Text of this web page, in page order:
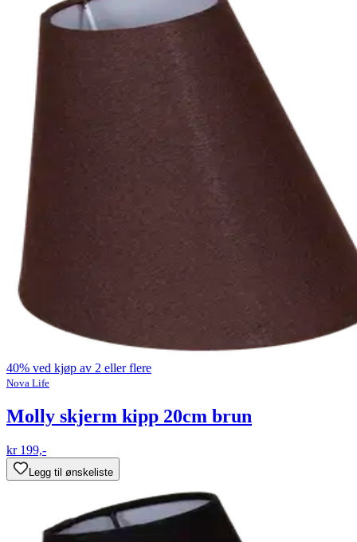
40% ved kjøp av 2 eller flere
Nova Life
Molly skjerm kipp 20cm brun
kr 199,-
Legg til ønskeliste